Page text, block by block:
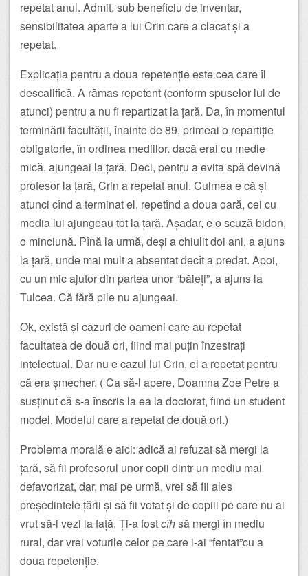
repetat anul. Admit, sub beneficiu de inventar,
sensibilitatea aparte a lui Crin care a clacat și a
repetat.
Explicația pentru a doua repetenție este cea care îl
descalifică. A rămas repetent (conform spuselor lui de
atunci) pentru a nu fi repartizat la țară. Da, în momentul
terminării facultății, înainte de 89, primeai o repartiție
obligatorie, în ordinea mediilor. dacă erai cu medie
mică, ajungeai la țară. Deci, pentru a evita spă devină
profesor la țară, Crin a repetat anul. Culmea e că și
atunci cînd a terminat el, repetînd a doua oară, cei cu
media lui ajungeau tot la țară. Așadar, e o scuză bidon,
o minciună. Pînă la urmă, deși a chiulit doi ani, a ajuns
la țară, unde mai mult a absentat decît a predat. Apoi,
cu un mic ajutor din partea unor “băieți”, a ajuns la
Tulcea. Că fără pile nu ajungeai.
Ok, există și cazuri de oameni care au repetat
facultatea de două ori, fiind mai puțin înzestrați
intelectual. Dar nu e cazul lui Crin, el a repetat pentru
că era șmecher. ( Ca să-l apere, Doamna Zoe Petre a
susținut că s-a înscris la ea la doctorat, fiind un student
model. Modelul care a repetat de două ori.)
Problema morală e aici: adică ai refuzat să mergi la
țară, să fii profesorul unor copii dintr-un mediu mai
defavorizat, dar, mai pe urmă, vrei să fii ales
președintele țării și să fii votat și de copiii pe care nu ai
vrut să-i vezi la față. Ți-a fostcîhsă mergi în mediu
rural, dar vrei voturile celor pe care i-ai “fentat”cu a
doua repetenție.